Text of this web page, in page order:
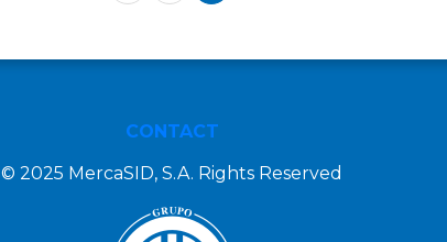
CONTACT
© 2025 MercaSID, S.A. Rights Reserved